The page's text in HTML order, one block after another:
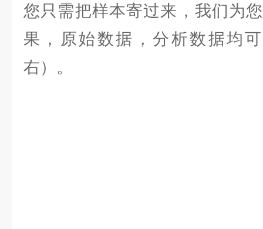
您只需把样本寄过来，我们为
果，原始数据，分析数据均
右）。